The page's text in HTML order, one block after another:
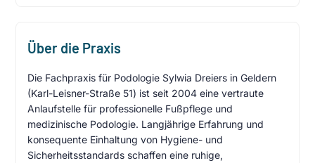
Über die Praxis
Die Fachpraxis für Podologie Sylwia Dreiers in Geldern
(Karl-Leisner-Straße 51) ist seit 2004 eine vertraute
Anlaufstelle für professionelle Fußpflege und
medizinische Podologie. Langjährige Erfahrung und
konsequente Einhaltung von Hygiene- und
Sicherheitsstandards schaffen eine ruhige,